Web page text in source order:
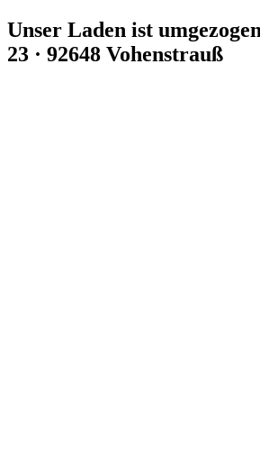
Zum
Inhalt
springen
Unser Laden ist
23 · 92648 Vohenstrauß